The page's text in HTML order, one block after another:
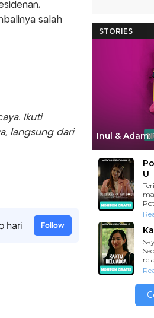
salah
Ikuti
langsung dari
hari Follow